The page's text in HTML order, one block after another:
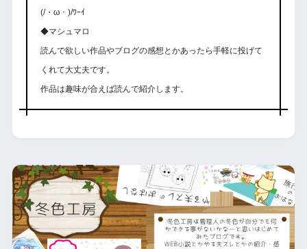
(/・ω・)/ﾜｰｲ
◆マシュマロ
読んで欲しい作品やブログの感想とかあったら手軽に投げて
くれて大丈夫です。
作品は趣味が合えば読んで紹介します。